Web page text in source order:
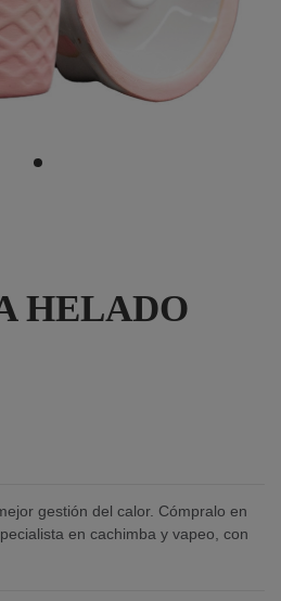
HELADO
gestión del calor. Cómpralo en
en cachimba y vapeo, con